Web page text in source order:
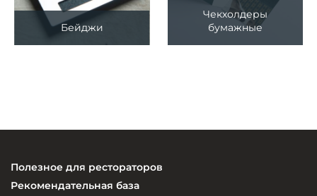
Бейджи
Чекхолдеры
бумажные
Полезное для рестораторов
Рекомендательная база